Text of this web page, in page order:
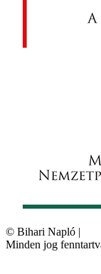
© Bihari Napló |
Minden jog